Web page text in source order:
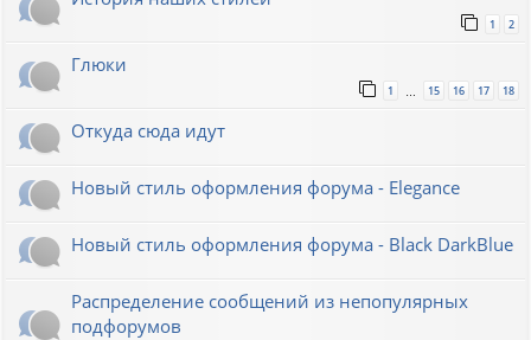
1 2
Глюки
1 … 15 16 17 18
Откуда сюда идут
Новый стиль оформления форума - Elegance
Новый стиль оформления форума - Black DarkBlue
Распределение сообщений из непопулярных
подфорумов